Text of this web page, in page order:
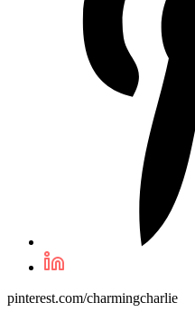
pinterest.com/charmingcharlie